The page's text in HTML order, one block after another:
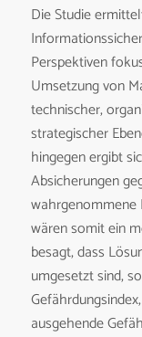
Die Studie
Perspektiven
Umsetzung von
technischer,
strategischer
hingegen ergibt
Absicherungen
wahrgenommene
wären somit ein
besagt, dass
umgesetzt sind,
ausgehende